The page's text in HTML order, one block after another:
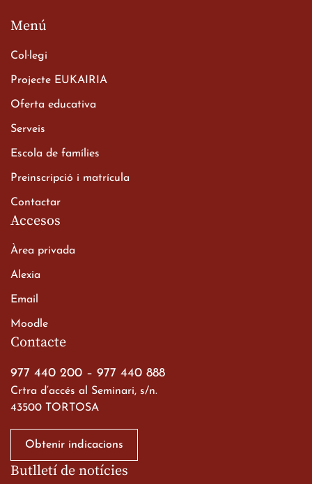
Xerrada del Sr. Bisbe als
Batxillerat
a les ciutats imperials
Contacte
977 440 200 – 977 440 888
Crtra d’accés al Seminari, s/n.
43500 TORTOSA
Obtenir indicacions
Menú
Col·legi
Projecte EUKAIRIA
Oferta educativa
Serveis
Escola de famílies
Preinscripció i matrícula
Contactar
Accesos
Àrea privada
Alexia
Email
Moodle
Butlletí de notícies